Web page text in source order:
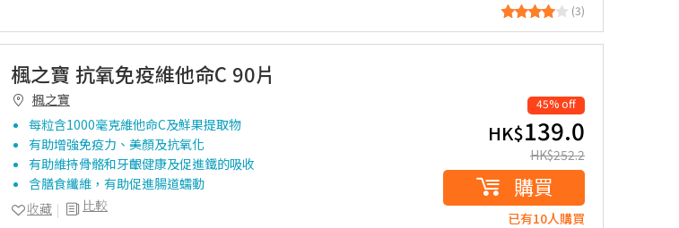
(3)
楓之寶 抗氧免疫維他命C 90片
楓之寶
每粒含1000毫克維他命C及鮮果提取物
有助增強免疫力、美顏及抗氧化
有助維持骨骼和牙齦健康及促進鐵的吸收
含膳食纖維，有助促進腸道蠕動
比較
收藏
45% off
HK$139.0
HK$252.2
購買
已有10人購買